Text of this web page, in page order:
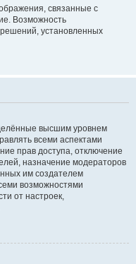
связанные с
Возможность
установленных
высшим уровнем
всеми аспектами
прав доступа, отключение
назначение модераторов
им создателем
возможностями
от настроек,